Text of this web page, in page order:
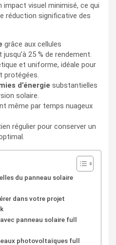
impact visuel minimisé, ce qui
réduction significative des
grâce aux cellules
25 % de rendement.
et uniforme, idéale pour
protégées.
d’énergie substantielles
solaire.
même par temps nuageux
régulier pour conserver un
du panneau solaire
dans votre projet
panneau solaire full
photovoltaïques full